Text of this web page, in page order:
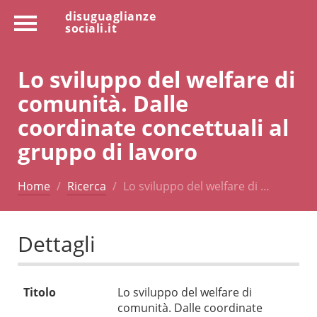
disuguaglianze
sociali.it
Lo sviluppo del welfare di
comunità. Dalle
coordinate concettuali al
gruppo di lavoro
Home Ricerca Lo sviluppo del welfare di …
Dettagli
Titolo
Lo sviluppo del welfare di
comunità. Dalle coordinate